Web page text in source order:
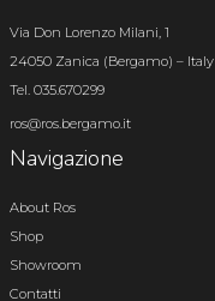
Via Don Lorenzo Milani, 1
24050 Zanica (Bergamo) – Italy
Tel. 035.670299
ros@ros.bergamo.it
Navigazione
About Ros
Shop
Showroom
Contatti